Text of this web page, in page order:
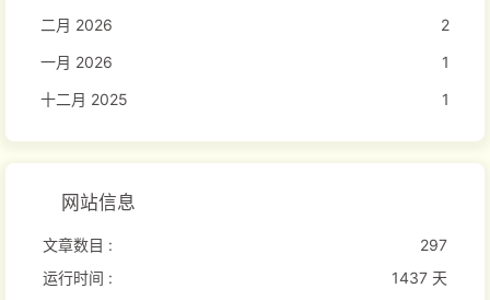
二月 2026
2
一月 2026
1
十二月 2025
1
网站信息
文章数目 :
297
运行时间 :
1437 天